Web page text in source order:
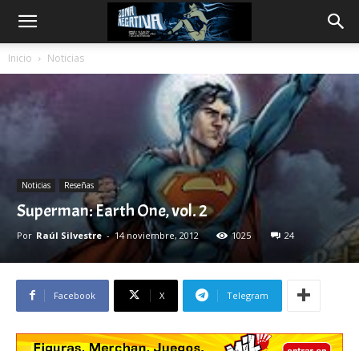
Inicio Noticias
Noticias Reseñas
Superman: Earth One, vol. 2
Por Raúl Silvestre - 14 noviembre, 2012 1025 24
Facebook X Telegram